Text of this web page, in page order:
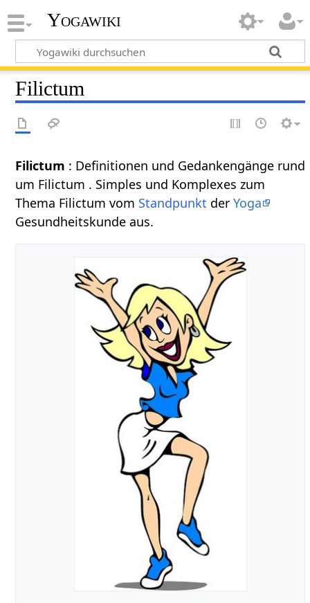
Yogawiki
Filictum
Filictum : Definitionen und Gedankengänge rund
um Filictum . Simples und Komplexes zum
Thema Filictum vom Standpunkt derYoga
Gesundheitskunde aus.